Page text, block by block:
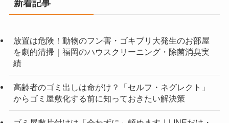
新着記事
放置は危険！動物のフン害・ゴキブリ大発生のお部屋
を劇的清掃｜福岡のハウスクリーニング・除菌消臭実
績
高齢者のゴミ出しは命がけ？「セルフ・ネグレクト」
からゴミ屋敷化する前に知っておきたい解決策